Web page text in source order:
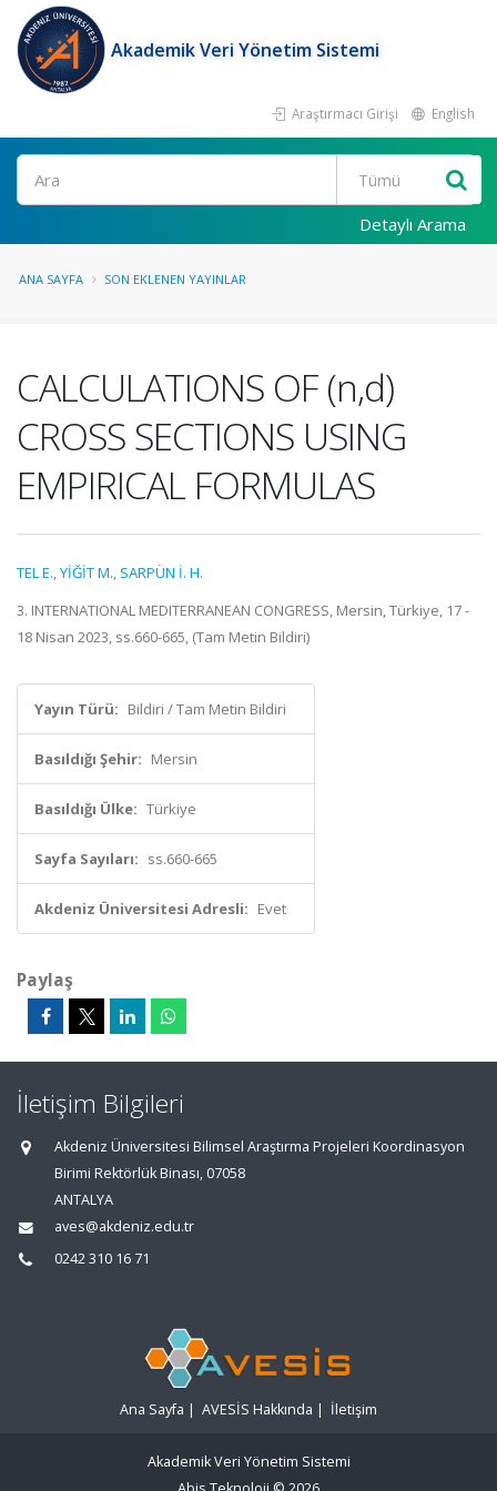
Akademik Veri Yönetim Sistemi
Araştırmacı Girişi English
Ara
Detaylı Arama
ANA SAYFA SON EKLENEN YAYINLAR
CALCULATIONS OF (n,d)
CROSS SECTIONS USING
EMPIRICAL FORMULAS
TEL E.,YİĞİT M., SARPÜN İ. H.
3. INTERNATIONAL MEDITERRANEAN CONGRESS, Mersin, Türkiye, 17 -
18 Nisan 2023, ss.660-665, (Tam Metin Bildiri)
Yayın Türü: Bildiri / Tam Metin Bildiri
Basıldığı Şehir: Mersin
Basıldığı Ülke: Türkiye
Sayfa Sayıları: ss.660-665
Akdeniz Üniversitesi Adresli: Evet
Paylaş
İletişim Bilgileri
Akdeniz Üniversitesi Bilimsel Araştırma Projeleri Koordinasyon
Birimi Rektörlük Binası, 07058
ANTALYA
aves@akdeniz.edu.tr
0242 310 16 71
Ana Sayfa | AVESİS Hakkında | İletişim
Akademik Veri Yönetim Sistemi